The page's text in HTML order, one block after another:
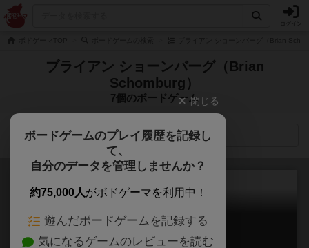
ブライアン ショーンバーグ（Brian
Schomburg）
7個のボードゲーム
検索メニュー
バトルスター・ギャラクティカ
Battlestar Galactica: The Board Game
閉じる
ボードゲームのプレイ履歴を記録し
て、
自分のデータを管理しませんか？
約75,000人がボドゲーマを利用中！
遊んだボードゲームを記録する
気になるゲームのレビューを読む